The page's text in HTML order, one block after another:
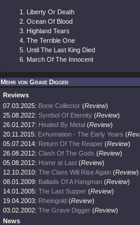
Liberty Or Death
Ocean Of Blood
Highland Tears
The Terrible One
Until The Last King Died
March Of The Innocent
Mehr von Grave Digger
Reviews
07.03.2025: Bone Collector (Review)
25.08.2022: Symbol Of Eternity (Review)
26.01.2017: Healed By Metal (Review)
20.11.2015: Exhumation - The Early Years (
05.07.2014: Return Of The Reaper (Review)
26.08.2012: Clash Of The Gods (Review)
05.08.2012: Home at Last (Review)
12.10.2010: The Clans Will Rise Again (Review)
08.01.2009: Ballads Of A Hangman (Review)
14.01.2005: The Last Supper (Review)
19.04.2003: Rheingold (Review)
03.02.2002: The Grave Digger (Review)
News